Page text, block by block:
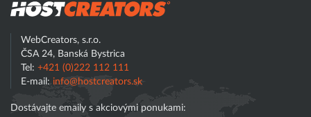
WebCreators, s.r.o.
ČSA 24, Banská Bystrica
Tel: +421 (0)222 112 111
E-mail: info@hostcreators.sk
Dostávajte emaily s akciovými ponukami: